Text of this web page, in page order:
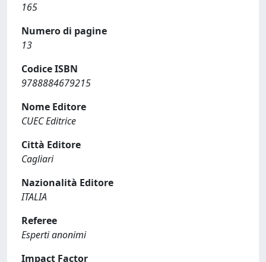
165
Numero di pagine
13
Codice ISBN
9788884679215
Nome Editore
CUEC Editrice
Città Editore
Cagliari
Nazionalità Editore
ITALIA
Referee
Esperti anonimi
Impact Factor